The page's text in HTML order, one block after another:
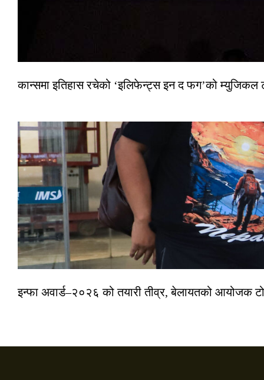
कान्समा इतिहास रचेको ‘इलिफेन्ट्स इन द फग’को म्युजिकल
इन्फा अवार्ड–२०२६ को तयारी तीव्र, बेलायतको आयोजक